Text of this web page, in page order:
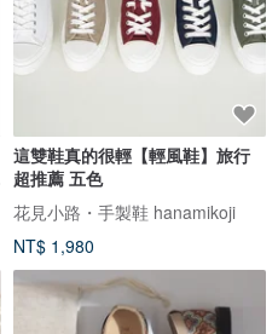
這雙鞋真的很輕【輕風鞋】旅行
超推薦 五色
花見小路・手製鞋 hanamikoji
NT$ 1,980